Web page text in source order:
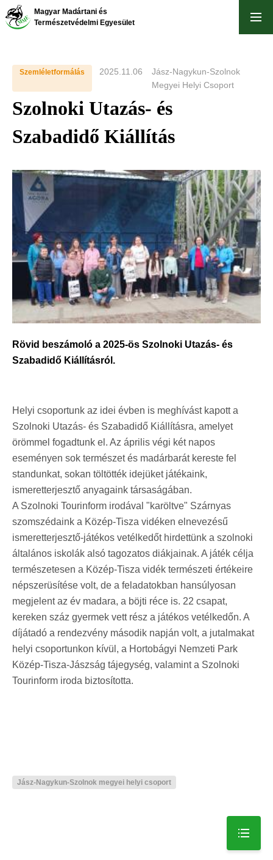
Skip
to
Magyar Madártani és
Természetvédelmi Egyesület
Szemléletformálás 2025.11.06
Jász-Nagykun-Szolnok
Megyei Helyi Csoport
Szolnoki Utazás- és
Szabadidő Kiállítás
Rövid beszámoló a 2025-ös Szolnoki Utazás- és
Szabadidő Kiállításról.
Helyi csoportunk az idei évben is meghívást kapott a
Szolnoki Utazás- és Szabadidő Kiállításra, amelyet
örömmel fogadtunk el. Az április végi két napos
eseményen sok természet és madárbarát kereste fel
standunkat, sokan töltötték idejüket játékaink,
ismeretterjesztő anyagaink társaságában.
A Szolnoki Tourinform irodával "karöltve" Szárnyas
szomszédaink a Közép-Tisza vidéken elnevezésű
ismeretterjesztő-játékos vetélkedőt hirdettünk a szolnoki
általános iskolák alsó tagozatos diákjainak. A játék célja
természetesen a Közép-Tisza vidék természeti értékeire
népszerüsítése volt, de a feladatokban hansúlyosan
megjelent az év madara, a böjti réce is. 22 csapat,
kereken száz gyermek vett rész a játékos vetélkedőn. A
díjátadó a rendezvény második napján volt, a jutalmakat
helyi csoportunkon kívül, a Hortobágyi Nemzeti Park
Közép-Tisza-Jászság tájegység, valamint a Szolnoki
Tourinform iroda biztosította.
Jász-Nagykun-Szolnok megyei helyi csoport